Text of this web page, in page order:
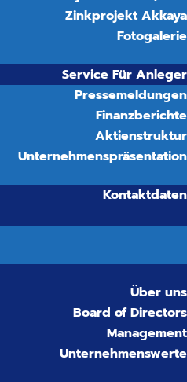
Zinkprojekt Akkaya
Fotogalerie
Service Für Anleger
Pressemeldungen
Finanzberichte
Aktienstruktur
Unternehmenspräsentation
Kontaktdaten
Über uns
Board of Directors
Management
Unternehmenswerte